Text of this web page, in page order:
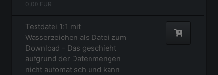
0,00 EUR
Testdatei 1:1 mit
Wasserzeichen als Datei zum
Download - Das geschieht
aufgrund der Datenmengen
nicht automatisch und kann